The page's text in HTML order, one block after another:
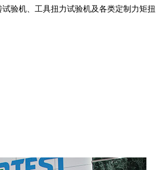
验机、工具扭力试验机及各类定制力矩扭